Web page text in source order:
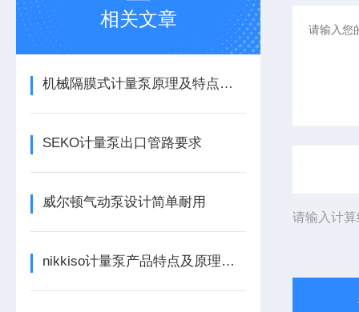
相关文章
机械隔膜式计量泵原理及特点应用
SEKO计量泵出口管路要求
威尔顿气动泵设计简单耐用
nikkiso计量泵产品特点及原理特性
请输入计